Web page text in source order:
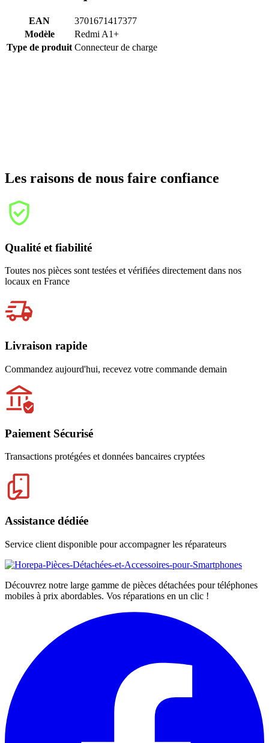
EAN
3701671417377
Modèle
Redmi A1+
Type de produit Connecteur de charge
Les raisons de nous faire confiance
Qualité et fiabilité
Toutes nos pièces sont testées et vérifiées directement dans nos
locaux en France
Livraison rapide
Commandez aujourd'hui, recevez votre commande demain
Paiement Sécurisé
Transactions protégées et données bancaires cryptées
Assistance dédiée
Service client disponible pour accompagner les réparateurs
Découvrez notre large gamme de pièces détachées pour téléphones
mobiles à prix abordables. Vos réparations en un clic !